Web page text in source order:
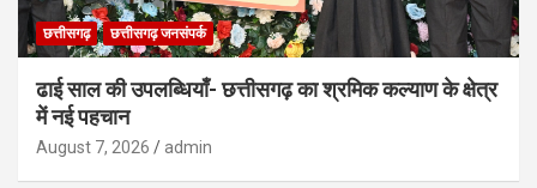
छत्तीसगढ़ छत्तीसगढ़ जनसंपर्क
ढाई साल की उपलब्धियाँ- छत्तीसगढ़ का श्रमिक कल्याण के क्षेत्र
में नई पहचान
August 7, 2026 admin